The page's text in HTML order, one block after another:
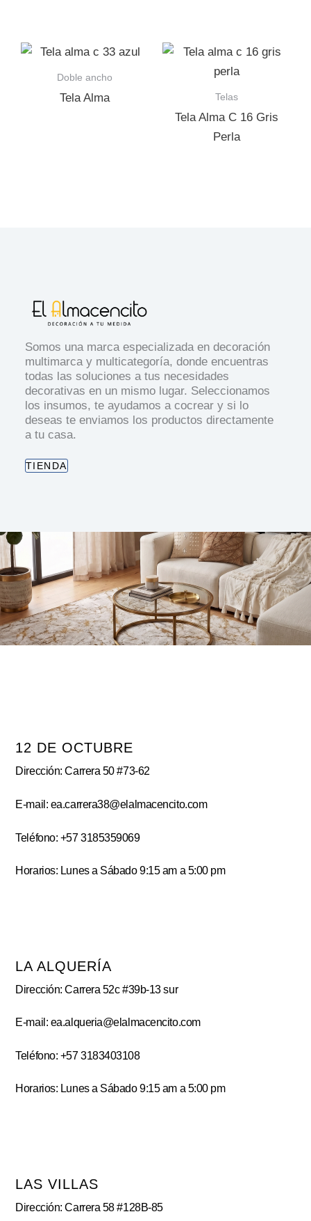
Doble ancho
Tela Alma Telas
Tela Alma C 16 Gris
Perla
Somos una marca especializada en decoración
multimarca y multicategoría, donde encuentras
todas las soluciones a tus necesidades
decorativas en un mismo lugar. Seleccionamos
los insumos, te ayudamos a cocrear y si lo
deseas te enviamos los productos directamente
a tu casa.
TIENDA
12 DE OCTUBRE
Dirección: Carrera 50 #73-62
E-mail: ea.carrera38@elalmacencito.com
Teléfono: +57 3185359069
Horarios: Lunes a Sábado 9:15 am a 5:00 pm
LA ALQUERÍA
Dirección: Carrera 52c #39b-13 sur
E-mail: ea.alqueria@elalmacencito.com
Teléfono: +57 3183403108
Horarios: Lunes a Sábado 9:15 am a 5:00 pm
LAS VILLAS
Dirección: Carrera 58 #128B-85